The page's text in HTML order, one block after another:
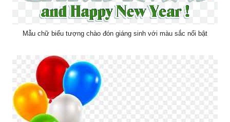
Mẫu chữ biểu tượng chào đón giáng sinh với màu sắc nổi bật